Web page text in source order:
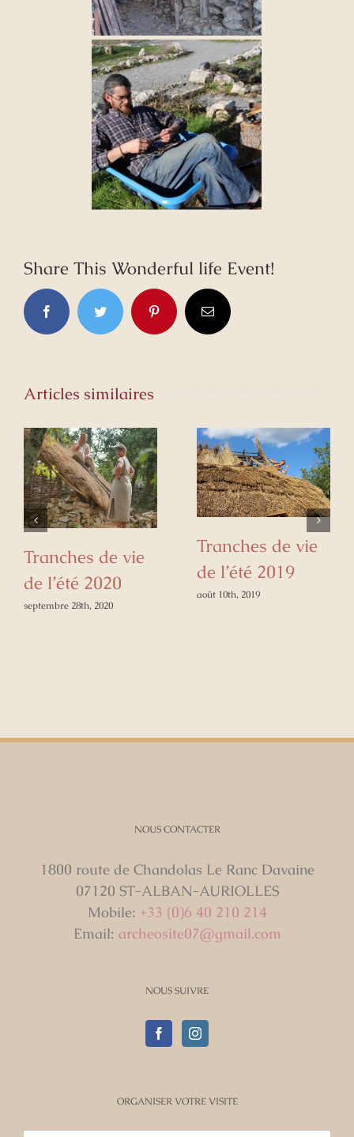
Share This Wonderful life Event!
Facebook Twitter Pinterest Email
Articles similaires
Tranches de vie
de l’été 2020
septembre 28th, 2020
Tranches de vie
de l’été 2019
août 10th, 2019
NOUS CONTACTER
1800 route de Chandolas Le Ranc Davaine
07120 ST-ALBAN-AURIOLLES
Mobile: +33 (0)6 40 210 214
Email: archeosite07@gmail.com
NOUS SUIVRE
ORGANISER VOTRE VISITE